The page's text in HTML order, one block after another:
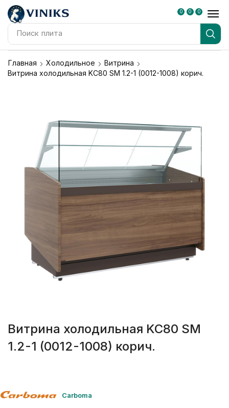
Поиск плита
0 0 0
Главная Холодильное
Витрина
Витрина холодильная KC80 SM 1.2-1 (0012-1008) корич.
Витрина холодильная KC80 SM
1.2-1 (0012-1008) корич.
Carboma